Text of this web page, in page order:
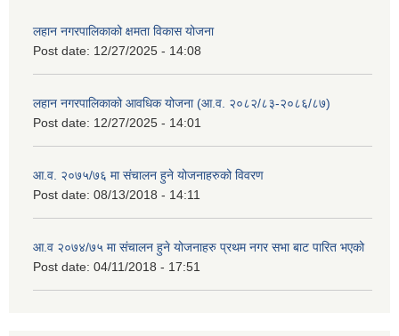
लहान नगरपालिकाको क्षमता विकास योजना
Post date: 12/27/2025 - 14:08
लहान नगरपालिकाको आवधिक योजना (आ.व. २०८२/८३-२०८६/८७)
Post date: 12/27/2025 - 14:01
आ.व. २०७५/७६ मा संचालन हुने योजनाहरुको विवरण
Post date: 08/13/2018 - 14:11
आ.व २०७४/७५ मा संचालन हुने योजनाहरु प्रथम नगर सभा बाट पारित भएको
Post date: 04/11/2018 - 17:51